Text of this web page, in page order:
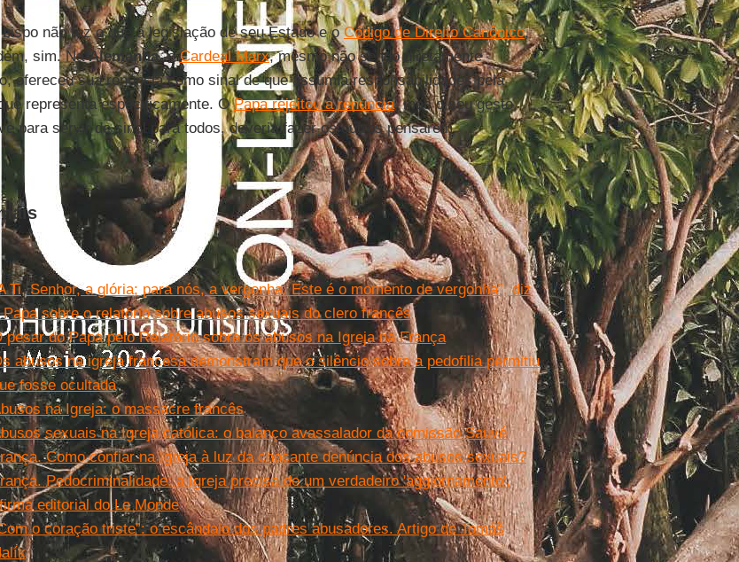
não fez o que a legislação de seu Estado e oCódigo de Direito Canônico,
sim. NaAlemanha, oCardeal Marx, mesmo não sendo diretamente
ofereceu sua renúncia como sinal de que assumia responsabilidades pela
representa especificamente. OPapa rejeitou a renúncia, mas o seu gesto,
para servir de sinal para todos, deveria fazer os outros pensarem.
Ti, Senhor, a glória; para nós, a vergonha. Este é o momento de vergonha”, diz
Papa sobre o relatório sobre abusos sexuais do clero francês
pesar do Papa pelo Relatório sobre os abusos na Igreja na França
abusos na igreja francesa demonstram que o silêncio sobre a pedofilia permitiu
fosse ocultada
na Igreja: o massacre francês
sexuais na Igreja católica: o balanço avassalador da comissão Sauvé
Como confiar na Igreja à luz da chocante denúncia dos abusos sexuais?
Pedocriminalidade: a Igreja precisa de um verdadeiro 'aggiornamento',
editorial do Le Monde
o coração triste”: o escândalo dos padres abusadores. Artigo de Tomáš